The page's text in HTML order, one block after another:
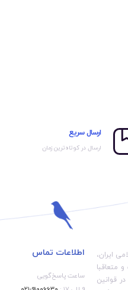
ارسال سریع
ارسال در کوتاه‌ترین زمان
ایران،
متعاقبا
قوانین
اطلاعات تماس
ساعت پاسخ‌گویی